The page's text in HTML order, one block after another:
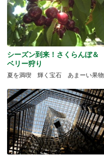
シーズン到来！さくらんぼ＆
ベリー狩り
夏を満喫 輝く宝石 あまーい果物